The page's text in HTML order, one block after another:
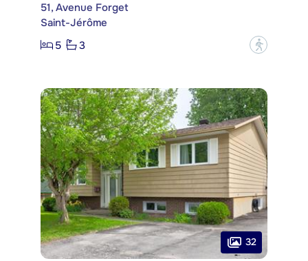
51, Avenue Forget
Saint-Jérôme
5
3 ?
32